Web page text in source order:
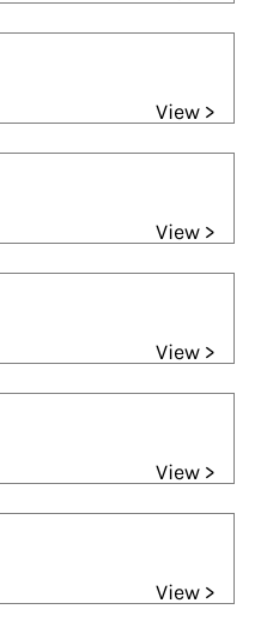
View >
View >
View >
View >
View >